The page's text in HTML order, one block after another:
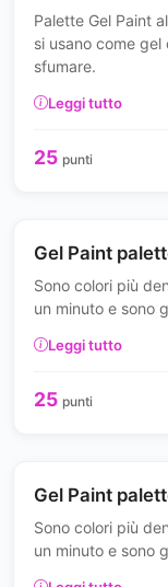
Palette Gel Paint
si usano come
sfumare.
Leggi tutto
25 punti
Gel Paint
Sono colori più
un minuto e sono
Leggi tutto
25 punti
Gel Paint
Sono colori più
un minuto e sono